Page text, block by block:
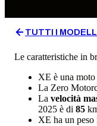
TUTTI I
Le caratteristiche in
XE è una moto
La Zero
La velocità
2025 è di 85
XE ha un peso